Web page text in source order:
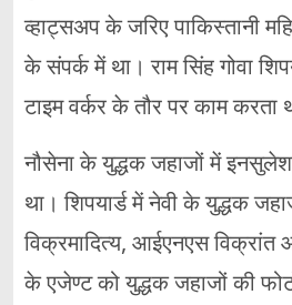
व्हाट्सअप के जरिए पाकिस्तानी
के संपर्क में था। राम सिंह गोवा
टाइम वर्कर के तौर पर काम करता
नौसेना के युद्धक जहाजों में
था। शिपयार्ड में नेवी के युद्धक
विक्रमादित्य, आईएनएस
के एजेण्ट को युद्धक जहाजों की